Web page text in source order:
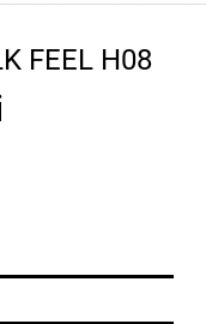
FEEL H08